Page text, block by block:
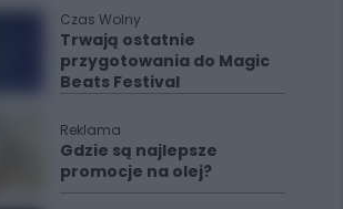
Czas Wolny
Trwają ostatnie
przygotowania do Magic
Beats Festival
Reklama
Gdzie są najlepsze
promocje na olej?